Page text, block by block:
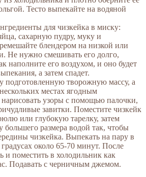
Тесто выпекайте на водяной
для чизкейка в миску:
сахарную пудру, муку и
блендером на низкой или
Не нужно смешивать его долго,
наполните его воздухом, и оно будет
а затем спадет.
подготовленную творожную массу, а
местах ягодным
узоры с помощью палочки,
завитки. Поместите чизкейк
или глубокую тарелку, затем
большего размера водой так, чтобы
чизкейка. Выпекать на пару в
около 65-70 минут. После
и поместить в холодильник как
Подавать с черничным джемом.